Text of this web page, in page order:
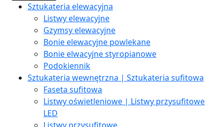
Sztukateria elewacyjna
Listwy elewacyjne
Gzymsy elewacyjne
Bonie elewacyjne powlekane
Bonie elwacyjne styropianowe
Podokiennik
Sztukateria wewnętrzna | Sztukateria sufitowa
Faseta sufitowa
Listwy oświetleniowe | Listwy przysufitowe
LED
Listwy przysufitowe